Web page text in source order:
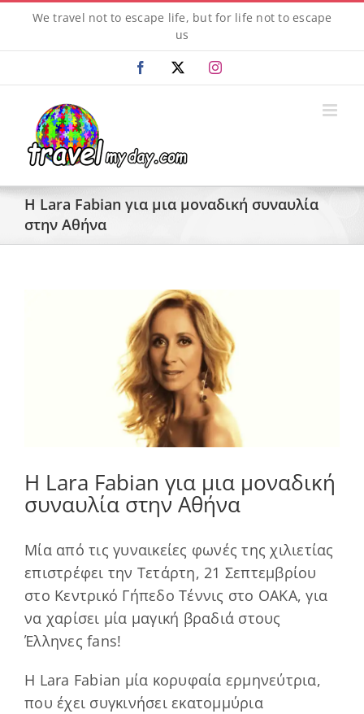
content
We travel not to escape life, but for life not to escape
us
Facebook Instagram
Η Lara Fabian για μια μοναδική συναυλία
στην Αθήνα
Η Lara Fabian για μια μοναδική
συναυλία στην Αθήνα
Μία από τις γυναικείες φωνές της χιλιετίας
επιστρέφει την Τετάρτη, 21 Σεπτεμβρίου
στο Κεντρικό Γήπεδο Τέννις στο ΟΑΚΑ, για
να χαρίσει μία μαγική βραδιά στους
Έλληνες fans!
Η Lara Fabian μία κορυφαία ερμηνεύτρια,
που έχει συγκινήσει εκατομμύρια